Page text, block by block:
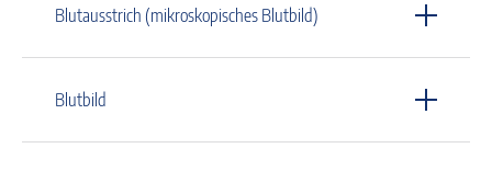
Blutausstrich (mikroskopisches Blutbild)
Blutbild